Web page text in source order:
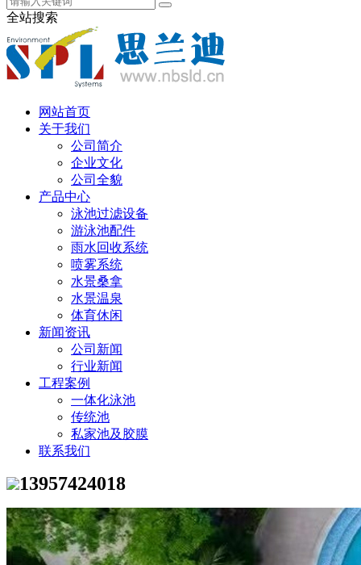
全站搜索
网站首页
关于我们
公司简介
企业文化
公司全貌
产品中心
泳池过滤设备
游泳池配件
雨水回收系统
喷雾系统
水景桑拿
水景温泉
体育休闲
新闻资讯
公司新闻
行业新闻
工程案例
一体化泳池
传统池
私家池及胶膜
联系我们
13957424018